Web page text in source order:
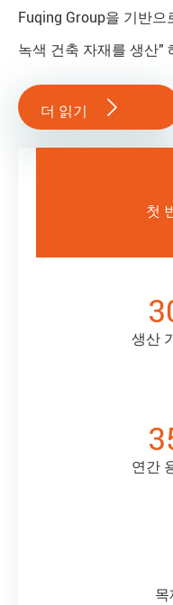
Fuqing Group을 기반으
녹색 건축 자재를 생산"
더 읽기 
첫
생산
연간
목